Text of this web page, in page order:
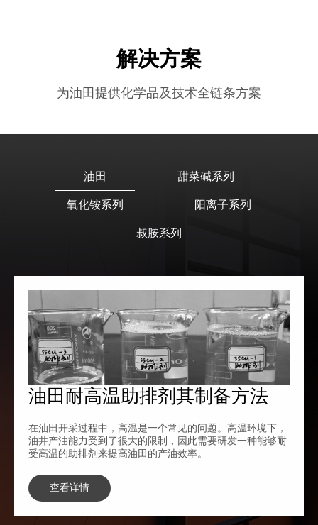
解决方案
为油田提供化学品及技术全链条方案
油田 甜菜碱系列
氧化铵系列 阳离子系列
叔胺系列
油田耐高温助排剂其制备方法
在油田开采过程中，高温是一个常见的问题。高温环境下，
油井产油能力受到了很大的限制，因此需要研发一种能够耐
受高温的助排剂来提高油田的产油效率。
查看详情